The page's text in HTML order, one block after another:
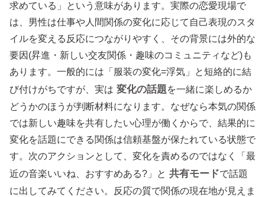
求めている」という意味があります。実際の恋愛現場で
は、男性は仕事や人間関係の変化に応じて自己表現のスタ
イルを変える反応につながりやすく、その背景には外的な
要因(昇進・新しい交友関係・趣味のコミュニティなど)も
あります。一般的には「服装の変化=浮気」と短絡的に結
び付けがちですが、実は 変化の話題を一緒に楽しめるか
どうかのほうが判断材料になります。なぜなら本気の関係
では新しい趣味を共有したい心理が働くからで、結果的に
変化を話題にできる関係は信頼基盤が保たれている状態で
す。次のアクションとして、変化を責めるのではなく「最
近の音楽いいね、おすすめある?」と 共有モードで話題
に出してみてください。反応の質で関係の現在地が見えま